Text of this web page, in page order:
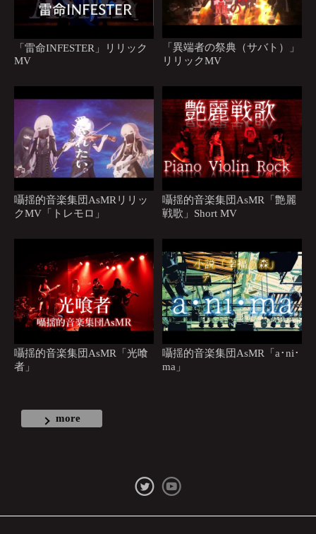
「雷命INFESTER」リリック
MV
「異端者の祭典（サバト）」
リリックMV
囁揺的音楽集団AsMRリリッ
クMV「トレモロ」
囁揺的音楽集団AsMR「艶麗
戦歌」Short MV
囁揺的音楽集団AsMR「光喰
者」
囁揺的音楽集団AsMR「a･ni･
ma」
more